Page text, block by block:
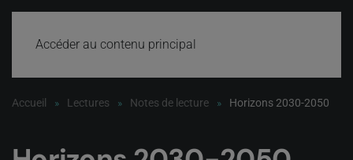
Accéder au contenu principal
Accueil Lectures Notes de lecture Horizons 2030-2050